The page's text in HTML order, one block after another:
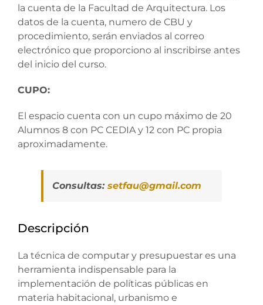
la cuenta de la Facultad de Arquitectura. Los
datos de la cuenta, numero de CBU y
procedimiento, serán enviados al correo
electrónico que proporciono al inscribirse antes
del inicio del curso.
CUPO:
El espacio cuenta con un cupo máximo de 20
Alumnos 8 con PC CEDIA y 12 con PC propia
aproximadamente.
Consultas: setfau@gmail.com
Descripción
La técnica de computar y presupuestar es una
herramienta indispensable para la
implementación de políticas públicas en
materia habitacional, urbanismo e